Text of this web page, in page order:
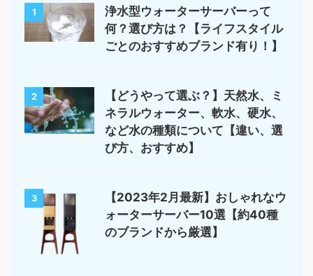
1
浄水型ウォーターサーバーって
何？選び方は？【ライフスタイル
ごとのおすすめブランド有り！】
2
【どうやって選ぶ？】天然水、ミ
ネラルウォーター、軟水、硬水、
など水の種類について【違い、選
び方、おすすめ】
3
【2023年2月最新】おしゃれなウ
ォーターサーバー10選【約40種
のブランドから厳選】